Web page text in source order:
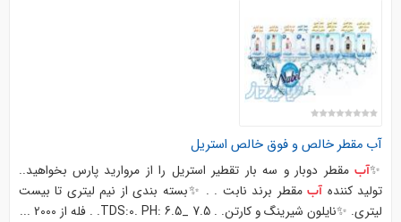
آب مقطر خالص و فوق خالص استریل
✨آب مقطر دوبار و سه بار تقطیر استریل را از مروارید پارس بخواهید..
تولید کننده آبمقطر برند نابت . . ✨بسته بندی از نیم لیتری تا بیست
لیتری. ✨نایلون شیرینگ و کارتن. . TDS:0. PH: 6.5_ 7.5. . فله از 2000 ...